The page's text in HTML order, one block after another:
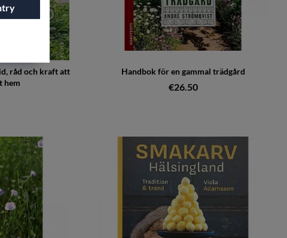
råd och kraft att
hem
Handbok för en gammal trädgård
€26.50